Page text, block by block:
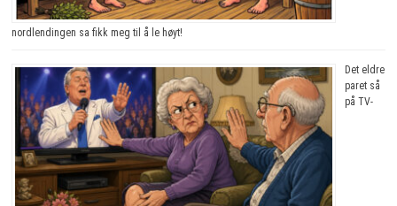
nordlendingen sa fikk meg til å le høyt!
Det eldre
paret så
på TV-